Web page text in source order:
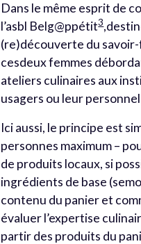
Dans le même esprit de
l’asbl Belg@ppétit3
(re)découverte du
cesdeux femmes
ateliers culinaires aux
usagers ou leur
Ici aussi, le principe est
personnes maximum –
de produits locaux, si
ingrédients de base
contenu du panier et
évaluer l’expertise
partir des produits du